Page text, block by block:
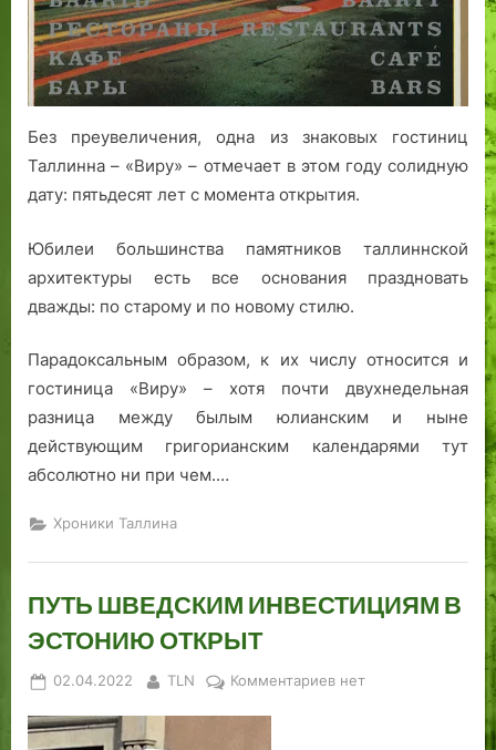
Без преувеличения, одна из знаковых гостиниц
Таллинна – «Виру» – отмечает в этом году солидную
дату: пятьдесят лет с момента открытия.
Юбилеи большинства памятников таллиннской
архитектуры есть все основания праздновать
дважды: по старому и по новому стилю.
Парадоксальным образом, к их числу относится и
гостиница «Виру» – хотя почти двухнедельная
разница между былым юлианским и ныне
действующим григорианским календарями тут
абсолютно ни при чем.…
Хроники Таллина
ПУТЬ ШВЕДСКИМ ИНВЕСТИЦИЯМ В
ЭСТОНИЮ ОТКРЫТ
Posted
02.04.2022 By
TLN Комментариевкнет